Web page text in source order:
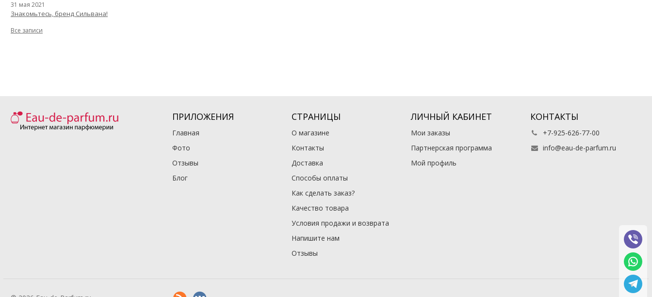
31 мая 2021
Знакомьтесь, бренд Сильвана!
Все записи
ПРИЛОЖЕНИЯ
Главная
Фото
Отзывы
Блог
СТРАНИЦЫ
О магазине
Контакты
Доставка
Способы оплаты
Как сделать заказ?
Качество товара
Условия продажи и возврата
Напишите нам
Отзывы
ЛИЧНЫЙ КАБИНЕТ
Мои заказы
Партнерская программа
Мой профиль
КОНТАКТЫ
+7-925-626-77-00
info@eau-de-parfum.ru